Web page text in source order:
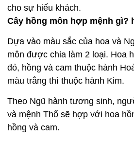
cho sự hiếu khách.
Cây hồng môn hợp mệnh gì?
Dựa vào màu sắc của hoa và
môn được chia làm 2 loại. Hoa
đỏ, hồng và cam thuộc hành
màu trắng thì thuộc hành Kim.
Theo Ngũ hành tương sinh,
và mệnh Thổ sẽ hợp với hoa
hồng và cam.